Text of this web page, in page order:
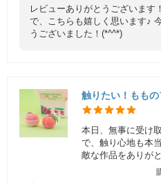
レビューありがとうございます
で、こちらも嬉しく思います♪
うございました！(*^^*)
触りたい！もも
本日、無事に受け
で、触り心地も本
敵な作品をありが